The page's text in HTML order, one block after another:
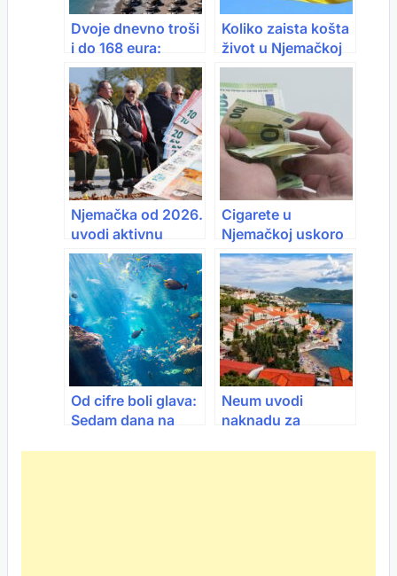
Dvoje dnevno troši
i do 168 eura:
Crnogorsko
primorje više nije
povoljna opcija
Koliko zaista košta
život u Njemačkoj
2026: Plata od
2.500 eura više
nije dovoljna?
Njemačka od 2026.
uvodi aktivnu
penziju: Ko može
zarađivati do
2.000 eura
mjesečno bez
poreza, a ko ostaje
“ispod crte”
Cigarete u
Njemačkoj uskoro
luksuz: Kutija bi
mogla koštati više
od 11 eura
Od cifre boli glava:
Sedam dana na
Neum uvodi
naknadu za